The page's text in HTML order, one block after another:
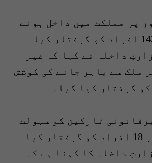
پر مملکت میں داخل ہونے
کی کوشش پر 1421 افراد کو گرفتار کیا
داخلہ نے کہا کہ غیر
ملک سے باہر جانے کی کوشش
تارکین کو سہولت
فراہم کرنے پر 18 افراد کو گرفتار کیا
داخلہ کا کہنا ہے کہ